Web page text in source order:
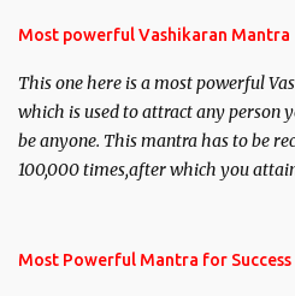
Most powerful Vashikaran Mantra
This one here is a most powerful
which is used to attract any person
be anyone. This mantra has to be
100,000 times,after which you
you wish to attract.
Most Powerful Mantra for Success